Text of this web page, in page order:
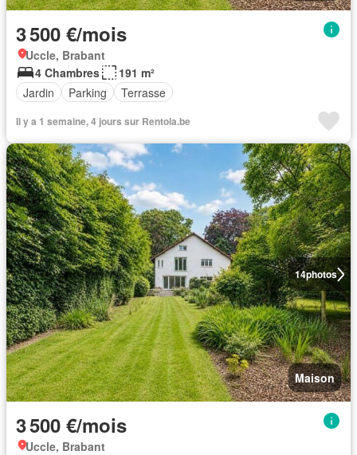
3 500 €/mois
Uccle, Brabant
4 Chambres
191 m²
Jardin
Parking Terrasse
Il y a 1 semaine, 4 jours sur Rentola.be
14photos
Maison
3 500 €/mois
Uccle, Brabant